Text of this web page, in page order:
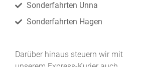
Sonderfahrten Unna
Sonderfahrten Hagen
Darüber hinaus steuern wir mit